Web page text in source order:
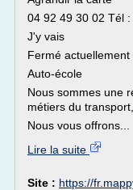
04 92 49 30 02 Tél
J'y vais
Fermé actuellement
Auto-école
Nous sommes une
métiers du
Nous vous offrons...
Lire la suite
Site : https://